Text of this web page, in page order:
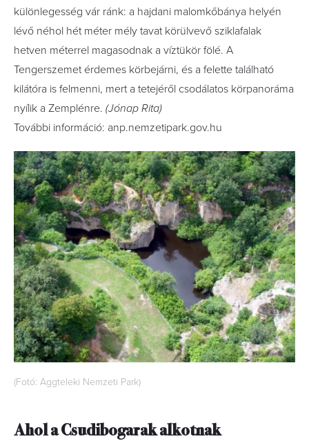
különlegesség vár ránk: a hajdani malomkőbánya helyén
lévő néhol hét méter mély tavat körülvevő sziklafalak
hetven méterrel magasodnak a víztükör fölé. A
Tengerszemet érdemes körbejárni, és a felette található
kilátóra is felmenni, mert a tetejéről csodálatos körpanoráma
nyílik a Zemplénre. (Jónap Rita)
További információ: anp.nemzetipark.gov.hu
(Fotó: Aggteleki Nemzeti Park)
Ahol a Csudibogarak alkotnak